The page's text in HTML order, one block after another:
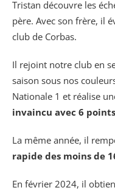
Tristan découvre les
père. Avec son frère, il
club de Corbas.
Il rejoint notre club en
saison sous nos
Nationale 1 et réalise
invaincu avec 6
La même année, il
rapide des moins de
En février 2024, il